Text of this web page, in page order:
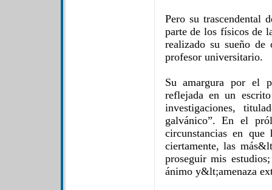
Pero su trascendental
parte de los físicos de
realizado su sueño de
profesor universitario.
Su amargura por el
reflejada en un
investigaciones,
galvánico”. En el
circunstancias en
ciertamente, las
proseguir mis
ánimo y&lt;amenaza